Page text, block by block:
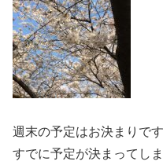
週末の予定はお決まりで
すでに予定が決まってし